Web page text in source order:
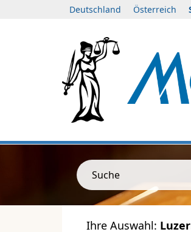
Deutschland Österreich
Suche
Ihre Auswahl: